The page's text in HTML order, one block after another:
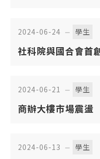
2024-06-24 學生
社科院與國合會首
2024-06-21 學生
商辦大樓市場震
2024-06-13 學生